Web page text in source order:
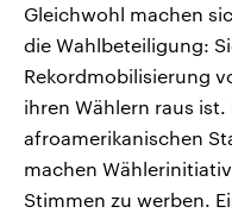
Gleichwohl machen
die Wahlbeteiligung:
Rekordmobilisierung
ihren Wählern raus ist.
afroamerikanischen
machen
Stimmen zu werben.